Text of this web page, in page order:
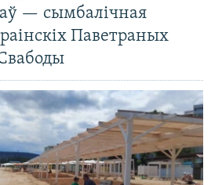
— сымбалічная
Паветраных